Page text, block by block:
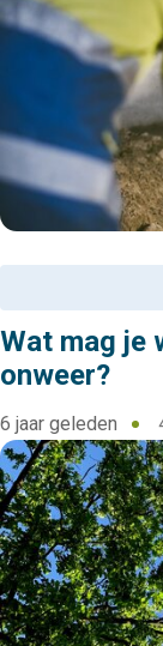
Wat mag je
onweer?
6 jaar geleden